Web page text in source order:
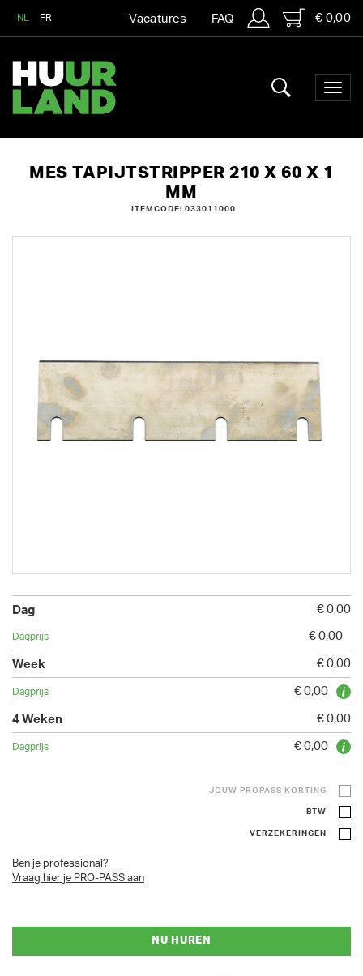
NL FR Vacatures FAQ € 0,00
MES TAPIJTSTRIPPER 210 X 60 X 1
MM
ITEMCODE: 033011000
€ 0,00
€ 0,00
€ 0,00
€ 0,00
€ 0,00
€ 0,00
JOUW PROPASS KORTING
BTW
VERZEKERINGEN
Ben je professional?
Vraag hier je PRO-PASS aan
NU HUREN